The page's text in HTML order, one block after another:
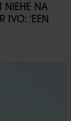
NIEHE NA
IVO: ‘EEN